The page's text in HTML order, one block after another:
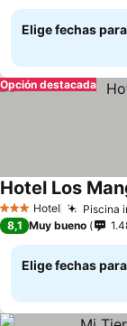
Elige fechas
Opción destacada
3 Estrellas
Hotel Piscina
Hotel Los
8,1 Muy bueno
Elige fechas